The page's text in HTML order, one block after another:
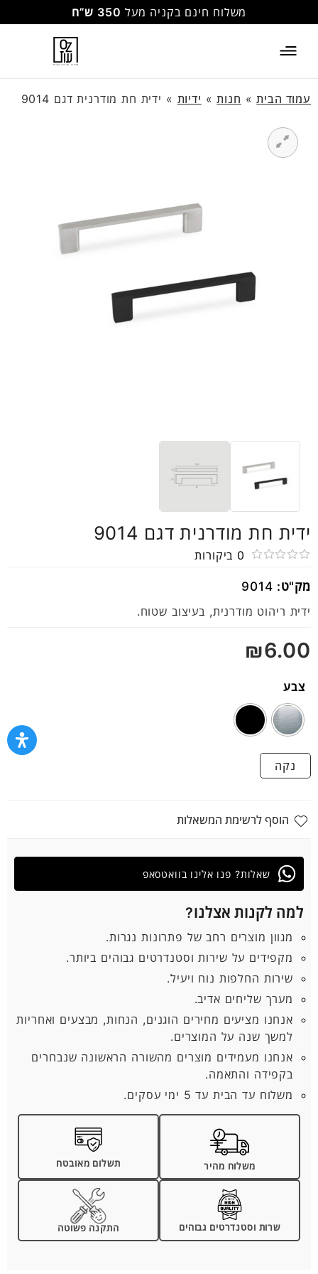
משלוח חינם בקניה מעל 350 ש”ח
עמוד הבית» חנות» ידיות » ידית חת מודרנית דגם 9014
ידית חת מודרנית דגם 9014
0
מתוך
0 ביקורות
מק"ט: 9014
ידית ריהוט מודרנית, בעיצוב שטוח.
₪6.00
צבע
נקה
הוסף לרשימת המשאלות
למה לקנות אצלנו?
מגוון מוצרים רחב של פתרונות נגרות.
מקפידים על שירות וסטנדרטים גבוהים ביותר.
שירות החלפות נוח ויעיל.
מערך שליחים אדיב.
אנחנו מציעים מחירים הוגנים, הנחות, מבצעים ואחריות
למשך שנה על המוצרים.
אנחנו מעמידים מוצרים מהשורה הראשונה שנבחרים
בקפידה והתאמה.
משלוח עד הבית עד 5 ימי עסקים.
משלוח מהיר תשלום מאובטח
שרות וסטנדרטים גבוהים התקנה פשוטה
שאלות? פנו אלינו בוואטסאפ